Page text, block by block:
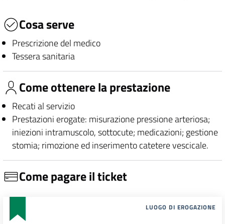
Cosa serve
Prescrizione del medico
Tessera sanitaria
Come ottenere la prestazione
Recati al servizio
Prestazioni erogate: misurazione pressione arteriosa;
iniezioni intramuscolo, sottocute; medicazioni; gestione
stomia; rimozione ed inserimento catetere vescicale.
Come pagare il ticket
LUOGO DI EROGAZIONE